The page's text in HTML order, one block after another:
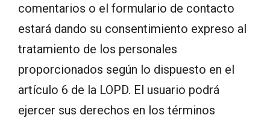
comentarios o el formulario de contacto
estará dando su consentimiento expreso al
tratamiento de los personales
proporcionados según lo dispuesto en el
artículo 6 de la LOPD. El usuario podrá
ejercer sus derechos en los términos